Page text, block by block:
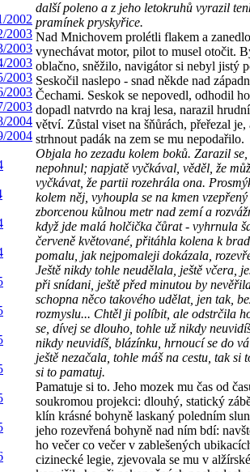
další poleno a z jeho letokruhů vyrazil
pramínek pryskyřice.
Nad Mnichovem prolétli flakem a
vynechávat motor, pilot to musel otočit.
oblačno, sněžilo, navigátor si nebyl jistý
Seskočil naslepo - snad někde nad
Čechami. Seskok se nepovedl, odhodil
dopadl natvrdo na kraj lesa, narazil
větví. Zůstal viset na šňůrách, přeřezal je,
strhnout padák na zem se mu nepodařilo.
Objala ho zezadu kolem boků. Zarazil se,
nepohnul; napjatě vyčkával, věděl, že
vyčkávat, že partii rozehrála ona.
kolem něj, vyhoupla se na kmen vzepřený
zborcenou kůlnou metr nad zemí a
když jde malá holčička čůrat - vyhrnula
červeně květované, přitáhla kolena k
pomalu, jak nejpomaleji dokázala,
Ještě nikdy tohle neudělala, ještě včera,
při snídani, ještě před minutou by
schopna něco takového udělat, jen tak,
rozmyslu... Chtěl ji políbit, ale odstrčila
se, dívej se dlouho, tohle už nikdy
nikdy neuvidíš, blázínku, hrnoucí se do
ještě nezačala, tohle máš na cestu, tak si
si to pamatuj.
Pamatuje si to. Jeho mozek mu čas od
soukromou projekci: dlouhý, statický
klín krásné bohyně laskaný poledním
jeho rozevřená bohyně nad ním bdí:
ho večer co večer v zablešených
cizinecké legie, zjevovala se mu v